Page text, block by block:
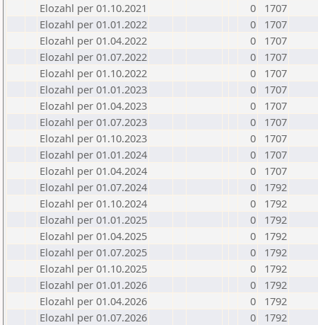
Elozahl per 01.10.2021
0
1707
Elozahl per 01.01.2022
0
1707
Elozahl per 01.04.2022
0
1707
Elozahl per 01.07.2022
0
1707
Elozahl per 01.10.2022
0
1707
Elozahl per 01.01.2023
0
1707
Elozahl per 01.04.2023
0
1707
Elozahl per 01.07.2023
0
1707
Elozahl per 01.10.2023
0
1707
Elozahl per 01.01.2024
0
1707
Elozahl per 01.04.2024
0
1707
Elozahl per 01.07.2024
0
1792
Elozahl per 01.10.2024
0
1792
Elozahl per 01.01.2025
0
1792
Elozahl per 01.04.2025
0
1792
Elozahl per 01.07.2025
0
1792
Elozahl per 01.10.2025
0
1792
Elozahl per 01.01.2026
0
1792
Elozahl per 01.04.2026
0
1792
Elozahl per 01.07.2026
0 1792